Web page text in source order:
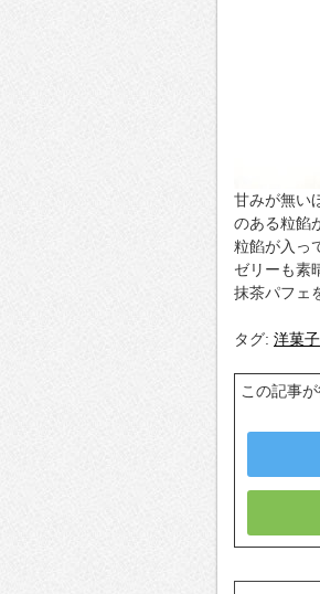
甘みが無い
のある粒餡
粒餡が入っ
ゼリーも素
抹茶パフェ
タグ: 洋菓子
この記事